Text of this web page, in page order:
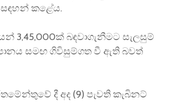
සඳහන් කළේය.
3,45,000ක් බඳවාගැනීමට සැලසුම්
සමඟ ගිවිසුම්ගත වී ඇති බවත්
දී අද (9) පැවති කැබිනට්